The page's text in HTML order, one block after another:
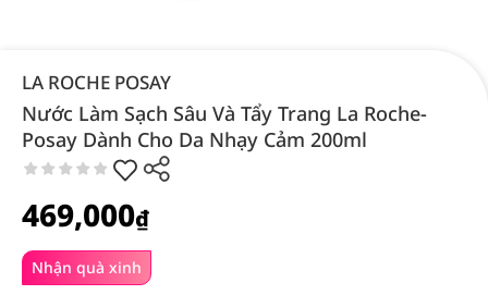
LA ROCHE POSAY
Nước Làm Sạch Sâu Và Tẩy Trang La Roche-
Posay Dành Cho Da Nhạy Cảm 200ml
Nhận quà xinh
469,000₫